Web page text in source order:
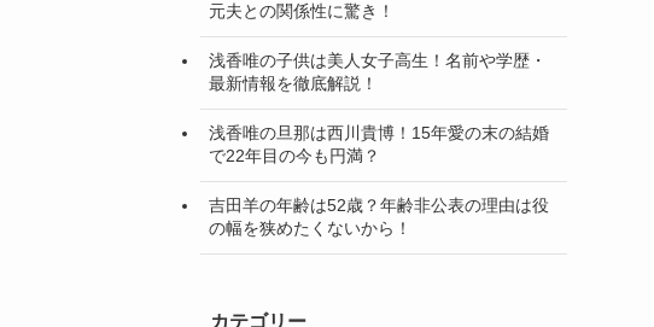
元夫との関係性に驚き！
浅香唯の子供は美人女子高生！名前や学歴・
最新情報を徹底解説！
浅香唯の旦那は西川貴博！15年愛の末の結婚
で22年目の今も円満？
吉田羊の年齢は52歳？年齢非公表の理由は役
の幅を狭めたくないから！
カテゴリー